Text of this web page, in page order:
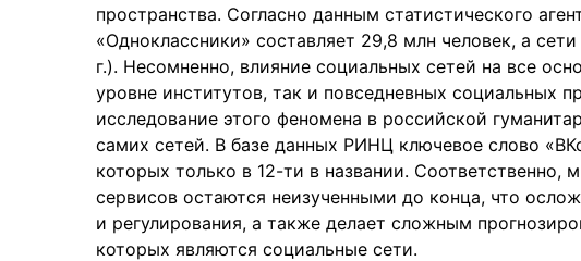
пространства. Согласно данным статистического
«Одноклассники» составляет 29,8 млн человек, а
г.). Несомненно, влияние социальных сетей на все
уровне институтов, так и повседневных социальных
исследование этого феномена в российской
самих сетей. В базе данных РИНЦ ключевое слово
которых только в 12-ти в названии. Соответственно,
сервисов остаются неизученными до конца, что
и регулирования, а также делает сложным
которых являются социальные сети.